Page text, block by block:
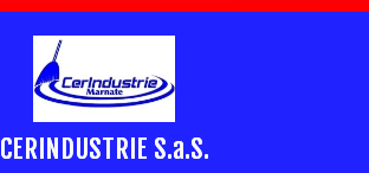
CERINDUSTRIE S.a.S.